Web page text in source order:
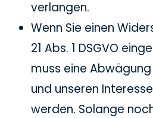
verlangen.
Wenn Sie einen
21 Abs. 1 DSGVO
muss eine
und unseren
werden. Solange